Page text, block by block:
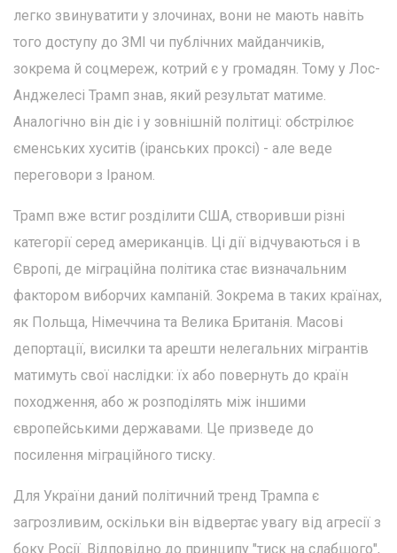
легко звинуватити у злочинах, вони не мають навіть
того доступу до ЗМІ чи публічних майданчиків,
зокрема й соцмереж, котрий є у громадян. Тому у Лос-
Анджелесі Трамп знав, який результат матиме.
Аналогічно він діє і у зовнішній політиці: обстрілює
єменських хуситів (іранських проксі) - але веде
переговори з Іраном.
Трамп вже встиг розділити США, створивши різні
категорії серед американців. Ці дії відчуваються і в
Європі, де міграційна політика стає визначальним
фактором виборчих кампаній. Зокрема в таких країнах,
як Польща, Німеччина та Велика Британія. Масові
депортації, висилки та арешти нелегальних мігрантів
матимуть свої наслідки: їх або повернуть до країн
походження, або ж розподілять між іншими
європейськими державами. Це призведе до
посилення міграційного тиску.
Для України даний політичний тренд Трампа є
загрозливим, оскільки він відвертає увагу від агресії з
боку Росії. Відповідно до принципу "тиск на слабшого",